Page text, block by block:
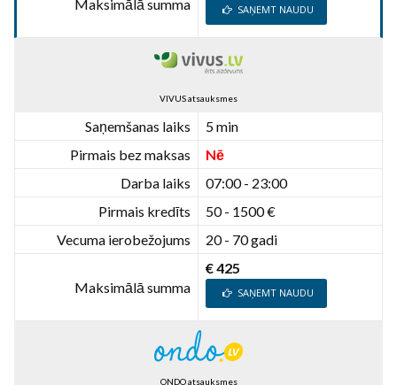
Maksimālā summa SAŅEMT NAUDU
VIVUS atsauksmes
Saņemšanas laiks
5 min
Pirmais bez maksas
Nē
Darba laiks
07:00 - 23:00
Pirmais kredīts
50 - 1500 €
Vecuma ierobežojums
20 - 70 gadi
Maksimālā summa
€ 425
SAŅEMT NAUDU
ONDO atsauksmes